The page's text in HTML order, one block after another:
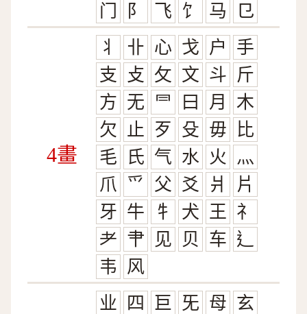
门
阝 飞 饣 马 㔾
4畫
丬 卝 心 戈 户
手
支
攴 攵 文 斗 斤
方 无 ⺜ 曰 月
木
欠
止 歹 殳 毋
比
毛
氏 气 水 火
灬
爪
爫 父 爻 爿
片
牙 牛 牜 犬 王 礻
耂 肀 见 贝 车 辶
韦
风
业 四 巨 旡 母 玄